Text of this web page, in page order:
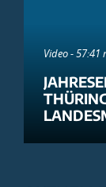
Video - 57:41